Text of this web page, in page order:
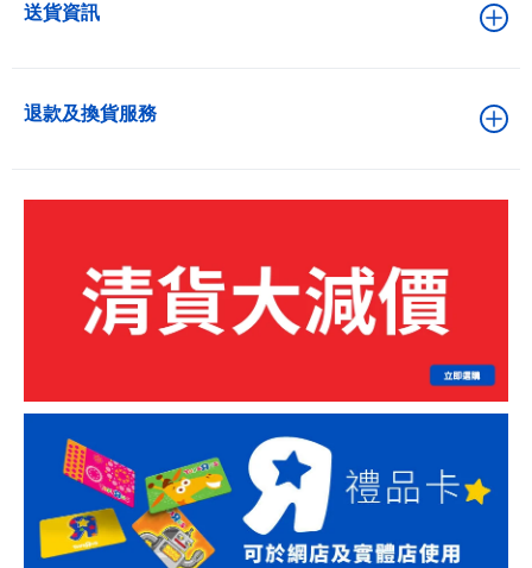
送貨資訊
退款及換貨服務